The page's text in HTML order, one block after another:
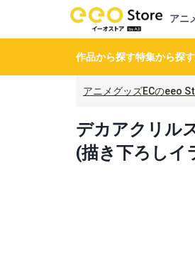
アニ
作品から探す特集から探す
アニメグッズECのeeo
デカアクリル
(描き下ろしイ